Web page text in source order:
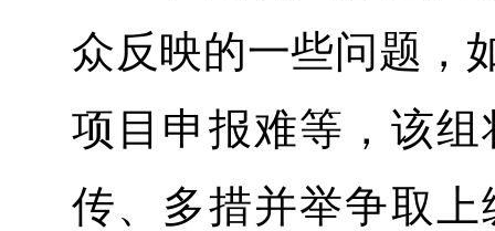
众反映的一些问题，
项目申报难等，该
传、多措并举争取